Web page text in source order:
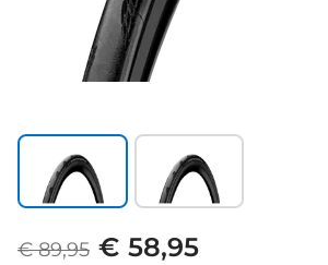
€ 89,95 € 58,95